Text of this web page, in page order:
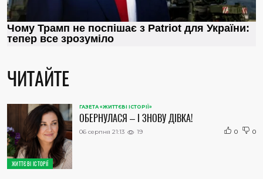
ЧИТАЙТЕ
ЖИТТЄВІ ІСТОРІЇ
ГАЗЕТА «ЖИТТЄВІ ІСТОРІЇ»
ОБЕРНУЛАСЯ – І ЗНОВУ ДІВКА!
06 серпня 21:13 19 0 0